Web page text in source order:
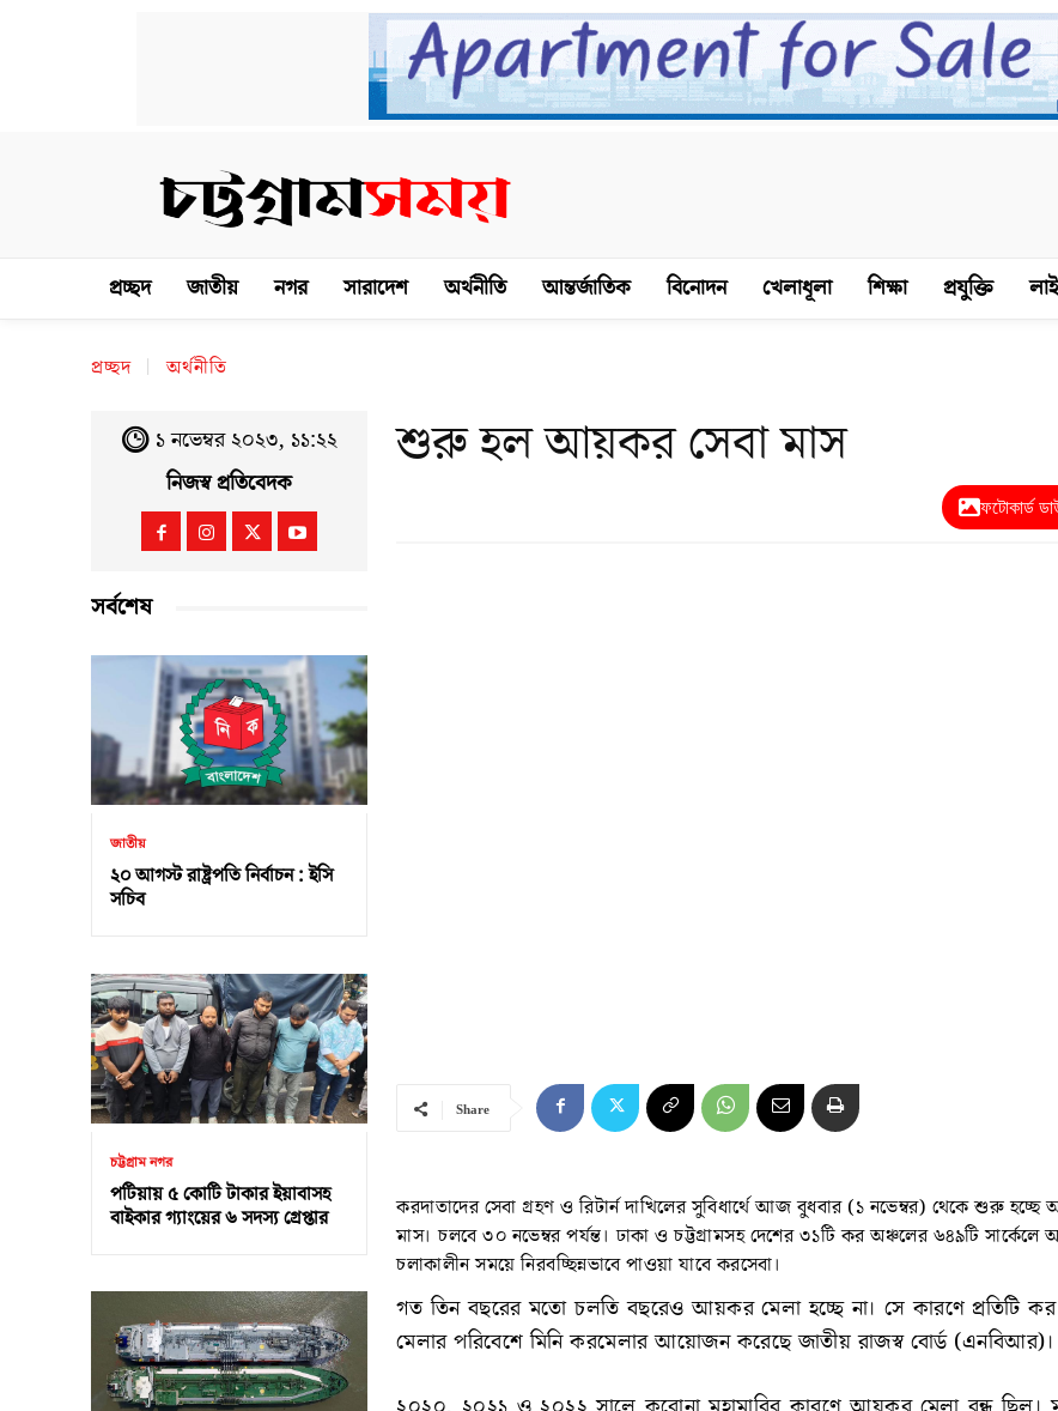
প্রচ্ছদ জাতীয় নগর সারাদেশ অর্থনীতি আন্তর্জাতিক বিনোদন খেলাধূলা শিক্ষা প্রযুক্তি
প্রচ্ছদ অর্থনীতি
১ নভেম্বর ২০২৩, ১১:২২
নিজস্ব প্রতিবেদক
সর্বশেষ
জাতীয়
২০ আগস্ট রাষ্ট্রপতি নির্বাচন : ইসি
সচিব
চট্টগ্রাম নগর
পটিয়ায় ৫ কোটি টাকার ইয়াবাসহ
বাইকার গ্যাংয়ের ৬ সদস্য গ্রেপ্তার
শুরু হল আয়কর সেবা মাস
ফটোকার্ড
Share
করদাতাদের সেবা গ্রহণ ও রিটার্ন দাখিলের সুবিধার্থে আজ বুধবার (১ নভেম্বর) থেকে শুরু
মাস। চলবে ৩০ নভেম্বর পর্যন্ত। ঢাকা ও চট্টগ্রামসহ দেশের ৩১টি কর অঞ্চলের ৬৪৯টি সার্কেলে
চলাকালীন সময়ে নিরবচ্ছিন্নভাবে পাওয়া যাবে করসেবা।
গত তিন বছরের মতো চলতি বছরেও আয়কর মেলা হচ্ছে না। সে কারণে প্রতিটি
মেলার পরিবেশে মিনি করমেলার আয়োজন করেছে জাতীয় রাজস্ব বোর্ড (এনবিআর)।